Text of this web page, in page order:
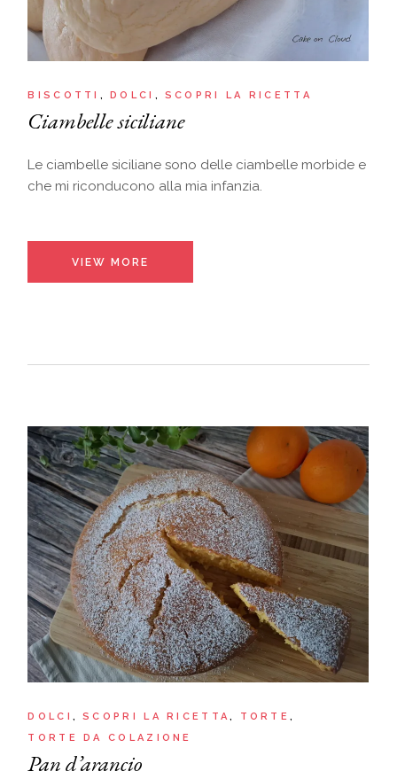
BISCOTTI DOLCI SCOPRI LA RICETTA
Ciambelle siciliane
Le ciambelle siciliane sono delle ciambelle morbide e
che mi riconducono alla mia infanzia.
VIEW MORE
DOLCI SCOPRI LA RICETTA
TORTE
TORTE DA COLAZIONE
Pan d’arancio